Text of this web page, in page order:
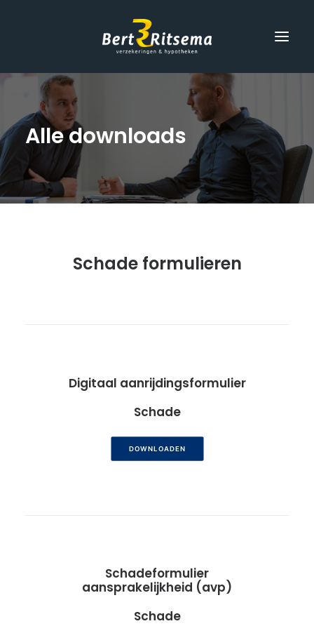
Home
Verzekeringen
Hypotheek
Schade
Over ons
Alledownloads
Schade formulieren
Digitaal aanrijdingsformulier
Schade
DOWNLOADEN
Schadeformulier
aansprakelijkheid (avp)
Schade